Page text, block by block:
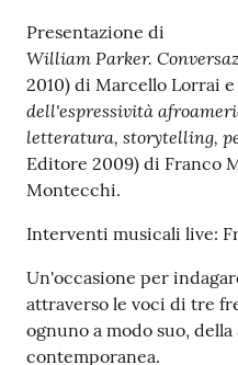
Casa
Piani
Archivio
storico
Patto
per
la
lettura
Presentazione di
William Parker.
2010) di Marcello Lorrai e
dell'espressività
letteratura, storytelling,
Editore 2009) di Franco
Montecchi.
Interventi musicali live:
Un'occasione per
attraverso le voci di tre
ognuno a modo suo,
contemporanea.